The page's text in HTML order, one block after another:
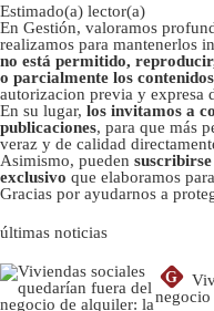
Estimado(a) lector(a)
En Gestión, valoramos
realizamos para mantenerlos
no está permitido,
o parcialmente los contenidos
autorizacion previa y expresa
En su lugar, los invitamos a
publicaciones, para que más
veraz y de calidad
Asimismo, pueden
exclusivo que elaboramos
Gracias por ayudarnos a
últimas noticias
G
negocio